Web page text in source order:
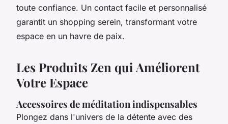
toute confiance. Un contact facile et personnalisé
garantit un shopping serein, transformant votre
espace en un havre de paix.
Les Produits Zen qui Améliorent
Votre Espace
Accessoires de méditation indispensables
Plongez dans l'univers de la détente avec des